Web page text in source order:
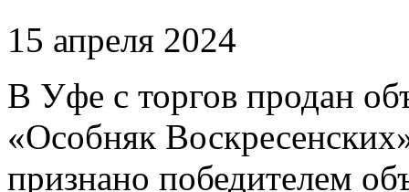
15 апреля 2024
В Уфе с торгов продан
«Особняк
признано победителем